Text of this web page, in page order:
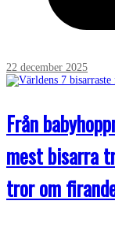
22 december 2025
Från
mest bisarra
tror om